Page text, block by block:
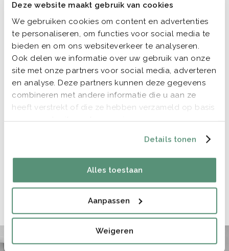
Deze website maakt gebruik van cookies
We gebruiken cookies om content en advertenties
te personaliseren, om functies voor social media te
bieden en om ons websiteverkeer te analyseren.
Ook delen we informatie over uw gebruik van onze
site met onze partners voor social media, adverteren
en analyse. Deze partners kunnen deze gegevens
combineren met andere informatie die u aan ze
heeft verstrekt of die ze hebben verzameld op basis
van uw gebruik van hun services.
Details tonen
Alles toestaan
Aanpassen
Weigeren
in je jurk kreeg. En ik weet ook dat het gek is als er dan
iemand met haar camera bovenop staat.
En toch wil ik juist die momenten ook vast leggen. Want ze
vertellen jullie verhaal. Ze vertellen niet alleen hoe jullie
dag er uit ziet. Maar ze vertellen vooral hoe jullie dag
voelt. En dat is meer dan een bruiloft fotograferen, dat is
een stukje van jullie leven vastleggen.
En dan kan ik ook de intense knuffel van je vader
vastleggen. De tranen tijdens het uitspreken van de
geloften, de slappe lach tijdens het gekke dansje van je
tante. En, echt waar, op een gegeven moment zijn jullie je
niet meer bewust van de camera!